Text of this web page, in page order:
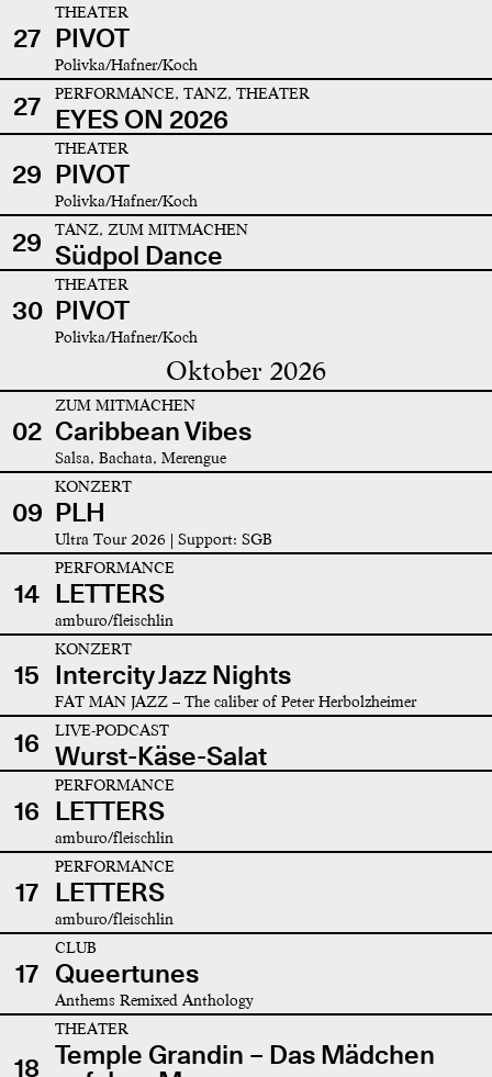
27
THEATER
PIVOT
Polivka/Hafner/Koch
27 PERFORMANCE, TANZ, THEATER
EYES ON 2026
29
THEATER
PIVOT
Polivka/Hafner/Koch
29 TANZ, ZUM MITMACHEN
Südpol Dance
30
THEATER
PIVOT
Polivka/Hafner/Koch
Oktober 2026
02
ZUM MITMACHEN
Caribbean Vibes
Salsa, Bachata, Merengue
09
KONZERT
PLH
Ultra Tour 2026 | Support: SGB
14
PERFORMANCE
LETTERS
amburo/fleischlin
15
KONZERT
Intercity Jazz Nights
FAT MAN JAZZ – The caliber of Peter Herbolzheimer
16 LIVE-PODCAST
Wurst-Käse-Salat
16
PERFORMANCE
LETTERS
amburo/fleischlin
17
PERFORMANCE
LETTERS
amburo/fleischlin
17
CLUB
Queertunes
Anthems Remixed Anthology
18
THEATER
Temple Grandin – Das Mädchen